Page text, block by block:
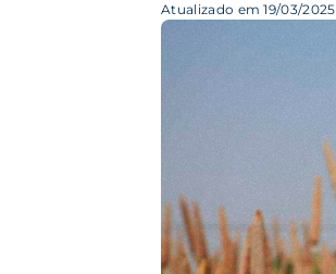
Atualizado em 19/03/2025